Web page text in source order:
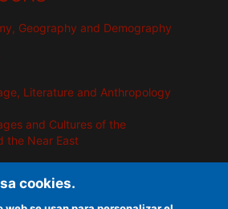
Geography and Demography
Literature and Anthropology
​​and Cultures of the
the Near East
and Goods
cookies.